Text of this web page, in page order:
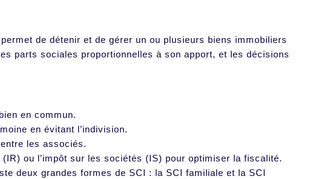
de détenir et de gérer un ou plusieurs biens immobiliers
parts sociales proportionnelles à son apport, et les décisions
en commun.
en évitant l’indivision.
les associés.
ou l’impôt sur les sociétés (IS) pour optimiser la fiscalité.
deux grandes formes de SCI : la SCI familiale et la SCI